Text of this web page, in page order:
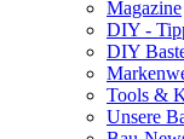
Magazine
DIY -
DIY
Tools &
Unsere